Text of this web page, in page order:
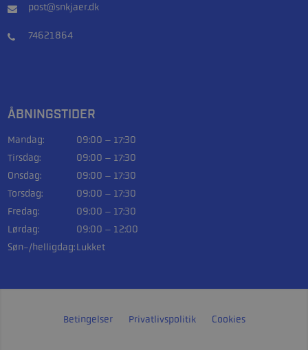
post@snkjaer.dk
74621864
ÅBNINGSTIDER
Mandag:
09:00 – 17:30
Tirsdag:
09:00 – 17:30
Onsdag:
09:00 – 17:30
Torsdag:
09:00 – 17:30
Fredag:
09:00 – 17:30
Lørdag:
09:00 – 12:00
Søn-/helligdag:Lukket
Betingelser Privatlivspolitik Cookies